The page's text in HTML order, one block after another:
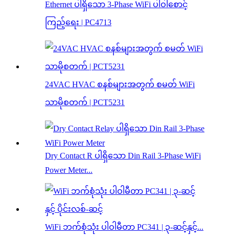
Ethernet ပါရှိသော 3-Phase WiFi ပါဝါစောင့်
ကြည့်ရေး | PC4713
24VAC HVAC စနစ်များအတွက် စမတ် WiFi
သာမိုစတက် | PCT5231
Dry Contact R ပါရှိသော Din Rail 3-Phase WiFi
Power Meter...
WiFi ဘက်စုံသုံး ပါဝါမီတာ PC341 | ၃-ဆင့်နှင့်...